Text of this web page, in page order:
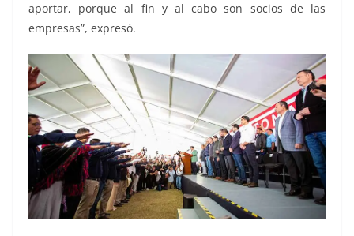
aportar, porque al fin y al cabo son socios de las
empresas”, expresó.